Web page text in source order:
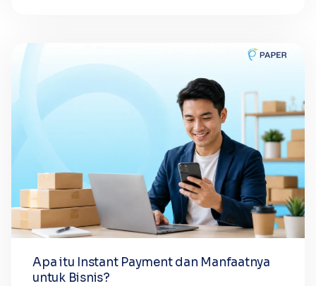
Apa itu Instant Payment dan Manfaatnya
untuk Bisnis?